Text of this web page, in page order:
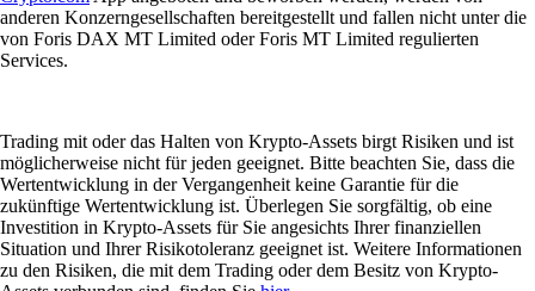
anderen Konzerngesellschaften bereitgestellt und fallen nicht unter die
von Foris DAX MT Limited oder Foris MT Limited regulierten
Services.
Trading mit oder das Halten von Krypto-Assets birgt Risiken und ist
möglicherweise nicht für jeden geeignet. Bitte beachten Sie, dass die
Wertentwicklung in der Vergangenheit keine Garantie für die
zukünftige Wertentwicklung ist. Überlegen Sie sorgfältig, ob eine
Investition in Krypto-Assets für Sie angesichts Ihrer finanziellen
Situation und Ihrer Risikotoleranz geeignet ist. Weitere Informationen
zu den Risiken, die mit dem Trading oder dem Besitz von Krypto-